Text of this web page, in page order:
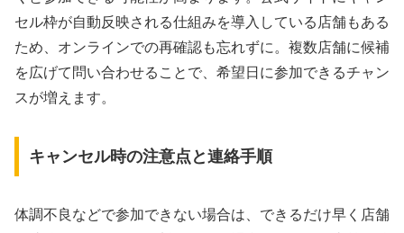
セル枠が自動反映される仕組みを導入している店舗もある
ため、オンラインでの再確認も忘れずに。複数店舗に候補
を広げて問い合わせることで、希望日に参加できるチャン
スが増えます。
キャンセル時の注意点と連絡手順
体調不良などで参加できない場合は、できるだけ早く店舗